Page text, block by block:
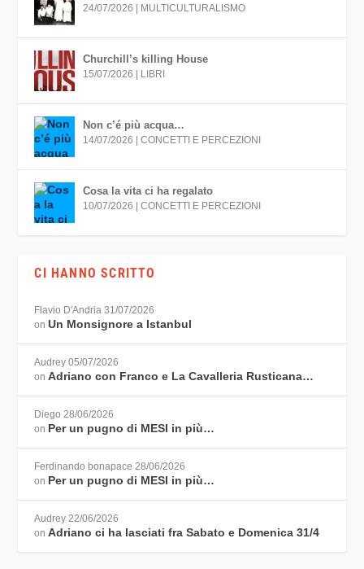
24/07/2026 | MULTICULTURALISMO
Churchill’s killing House
15/07/2026 | LIBRI
Non c’é più acqua…
14/07/2026 |CONCETTI E PERCEZIONI
Cosa la vita ci ha regalato
10/07/2026 |CONCETTI E PERCEZIONI
CI HANNO SCRITTO
Flavio D'Andria 31/07/2026
onUn Monsignore a Istanbul
Audrey 05/07/2026
onAdriano con Franco e La Cavalleria Rusticana…
Diego 28/06/2026
on Per un pugno di MESI in più…
Ferdinando bonapace 28/06/2026
on Per un pugno di MESI in più…
Audrey 22/06/2026
onAdriano ci ha lasciati fra Sabato e Domenica 31/4